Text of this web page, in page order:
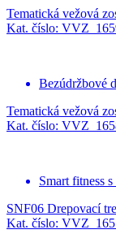
Tematická vežová
Kat. číslo:
Bezúdržbové
Tematická vežová
Kat. číslo:
Smart fitness
SNF06 Drepovací
Kat. číslo: